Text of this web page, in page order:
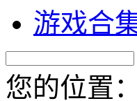
游戏合
您的位置：